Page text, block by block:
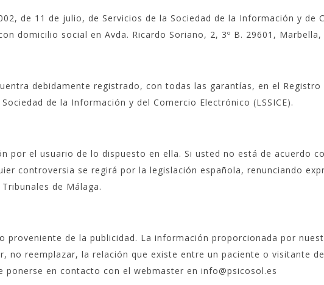
de 11 de julio, de Servicios de la Sociedad de la Información y de
domicilio social en Avda. Ricardo Soriano, 2, 3º B. 29601, Marbella,
debidamente registrado, con todas las garantías, en el
de la Información y del Comercio Electrónico (LSSICE).
por el usuario de lo dispuesto en ella. Si usted no está de acuerdo
controversia se regirá por la legislación española, renunciando
de Málaga.
proveniente de la publicidad. La información proporcionada por
no reemplazar, la relación que existe entre un paciente o visitante
ponerse en contacto con el webmaster en info@psicosol.es